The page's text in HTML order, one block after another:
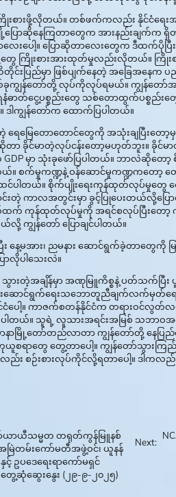
စားဖို့လိုတယ်။ တစ်ဖက်ကလည်း နိုင်ငံရေး
ောဆိုနေကြတာတွေက အားနည်းချက်က
လေးပေါ့။ ပြောဆိုတာလေးတွေက ဒီထက်
ကြိုးစားအားထုတ်မှုလည်းလိုတယ်။ ကြိုးစ
င်းပြည်မှာ ဖြစ်ပျက်နေတဲ့ အခြေအနေ
ျွန်တော်တို့ လုပ်ကိုလုပ်ရမယ်။ ကျွန်တော်အ
ရေနံဓာတ်ငွေ့ပစ္စည်းတွေ သစ်တောထွက်ပစ္စ
ဒါကျွန်တော်က ထောက်ပြပါတယ်။
ရေမြေတောတောင်တွေကို အသုံးချပြီး
ာ ခိုင်မာတဲ့လုပ်ငန်းတော့မဟုတ်ဘူး။ ခို
မှာ သုံးခုဖော်ပြပါတယ်။ ဘာလဲဆိုတော့
စက်မှုကဏ္ဍနဲ့ ဝန်ဆောင်မှုကဏ္ဍကတော့ တေ
ါတယ်။ စိုက်ပျိုးရေးကုန်ထုတ်လုပ်မှုတွေ တ
းတဲ့ ကာလအတွင်းမှာ ခွင့်ပြုပေးတယ်လို့
က် ကုန်ထုတ်လုပ်မှုကို အရင်စလုပ်ပြီးတော့
ကျွန်တော် ပြောချင်ပါတယ်။
ပြီး နေ့မအား၊ ညမနား ဆောင်ရွက်ခဲ့တ
ာလိုပါသေးလဲ။
က သွားတဲ့အချိန်မှာ အဏုမြူကိစ္စနဲ့ ပတ်သက်
ဆောင်ရွက်ရေးသဘောတူညီချက်လက်မှတ်ရ
ါ့။ ကာဇက်စတန်နိုင်ငံက တရားဝင်လွတ်လပ်
းရှိပါတယ်။ သူရဲ့ လူသားအရင်းအမြစ် သဘ
နာမြို့တော်တည်လာတာ ကျွန်တော်တို့ နေပြ
ာတွေ တွေ့တာပေါ့။ ကျွန်တော်သွားကြ
စားလုပ်ကိုင်လို့ရတာပေါ့။ ဒါကလည်း အေ
ာ်ယာယီသမ္မတ တရုတ်ကွန်မြူနစ်
ြဲတမ်းကော်မတီအဖွဲ့ဝင်၊ ယူနန်
ဥပဒေရေးရာကော်မရှင်
တွေ့ဆုံဆွေးနွေး (၂၉-၉-၂၀၂၅)
Next: